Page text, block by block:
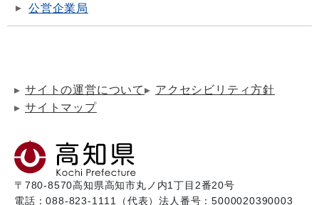
公営企業局
サイトの運営について
アクセシビリティ方針
サイトマップ
〒780-8570高知県高知市丸ノ内1丁目2番20号
電話：088-823-1111（代表）法人番号：5000020390003